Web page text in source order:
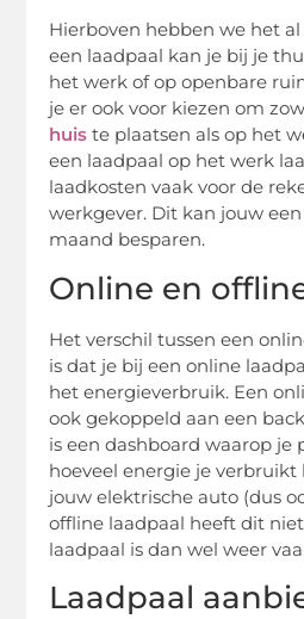
Hierboven hebben we het
een laadpaal kan je bij je
het werk of op openbare
je er ook voor kiezen om
huis te plaatsen als op het
een laadpaal op het werk
laadkosten vaak voor de
werkgever. Dit kan jouw
maand besparen.
Online en
Het verschil tussen een
is dat je bij een online
het energieverbruik. Een
ook gekoppeld aan een
is een dashboard waarop je
hoeveel energie je
jouw elektrische auto (dus
offline laadpaal heeft dit
laadpaal is dan wel weer
Laadpaal